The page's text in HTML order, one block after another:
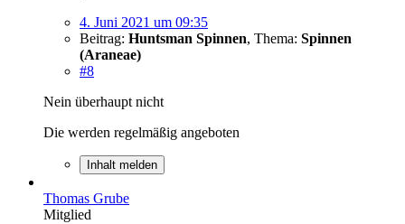
4. Juni 2021 um 09:35
Beitrag: Huntsman Spinnen, Thema: Spinnen
(Araneae)
#8
Nein überhaupt nicht
Die werden regelmäßig angeboten
Inhalt melden
Thomas Grube
Mitglied